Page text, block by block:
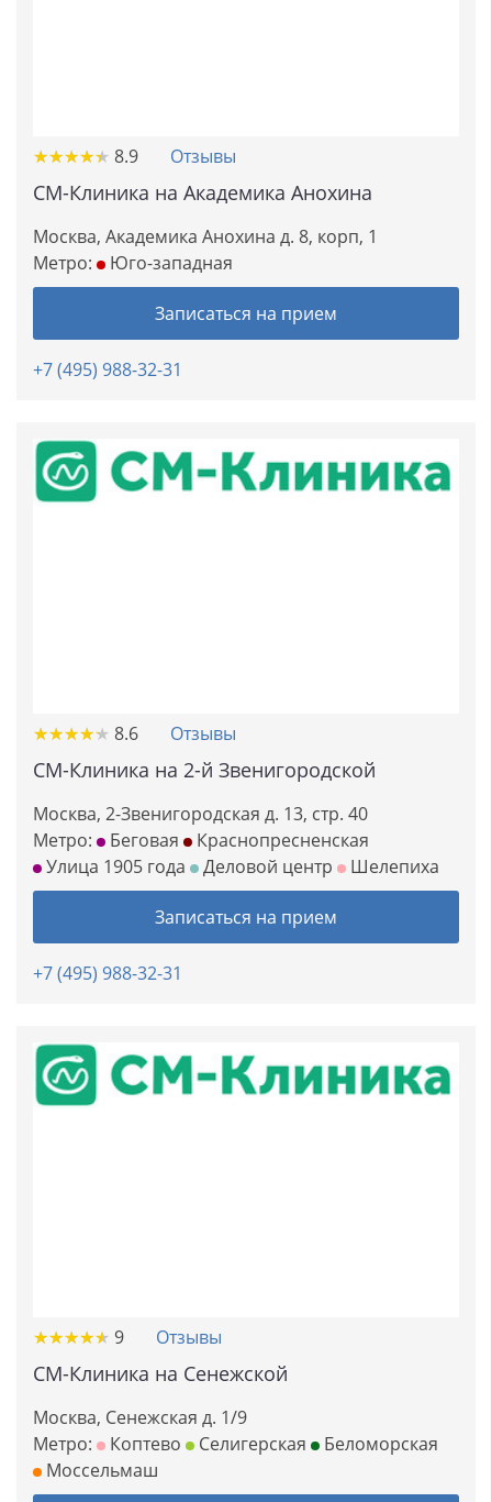
★★★★★
★★★★★ 8.9 Отзывы
СМ-Клиника на Академика Анохина
Москва, Академика Анохина д. 8, корп, 1
Метро:
Юго-западная
Записаться на прием
+7 (495) 988-32-31
★★★★★
★★★★★ 8.6 Отзывы
СМ-Клиника на 2-й Звенигородской
Москва, 2-Звенигородская д. 13, стр. 40
Метро:
Беговая
Краснопресненская
Улица 1905 года
Деловой центр Шелепиха
Записаться на прием
+7 (495) 988-32-31
★★★★★
★★★★★ 9 Отзывы
СМ-Клиника на Сенежской
Москва, Сенежская д. 1/9
Метро:
Коптево Селигерская
Беломорская
Моссельмаш